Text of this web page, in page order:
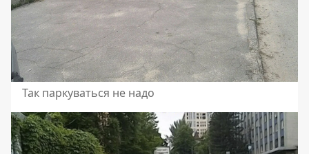
Так паркуваться не надо